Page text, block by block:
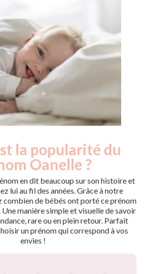
la popularité du
Oanelle ?
en dit beaucoup sur son histoire et
lui au fil des années. Grâce à notre
combien de bébés ont porté ce prénom
Une manière simple et visuelle de savoir
rare ou en plein retour. Parfait
un prénom qui correspond à vos
envies !